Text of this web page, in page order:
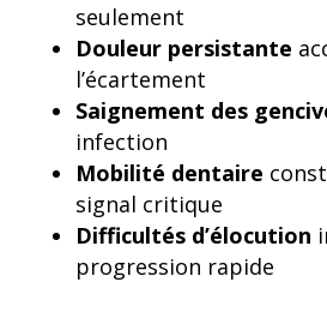
seulement
Douleur persistante
l’écartement
Saignement des
infection
Mobilité dentaire
signal critique
Difficultés d’élocution
progression rapide